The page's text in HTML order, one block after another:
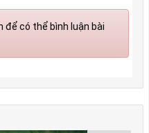
để có thể bình luận bài